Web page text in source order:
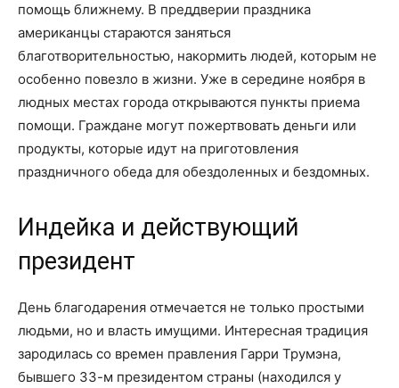
помощь ближнему. В преддверии праздника
американцы стараются заняться
благотворительностью, накормить людей, которым не
особенно повезло в жизни. Уже в середине ноября в
людных местах города открываются пункты приема
помощи. Граждане могут пожертвовать деньги или
продукты, которые идут на приготовления
праздничного обеда для обездоленных и бездомных.
Индейка и действующий
президент
День благодарения отмечается не только простыми
людьми, но и власть имущими. Интересная традиция
зародилась со времен правления Гарри Трумэна,
бывшего 33-м президентом страны (находился у